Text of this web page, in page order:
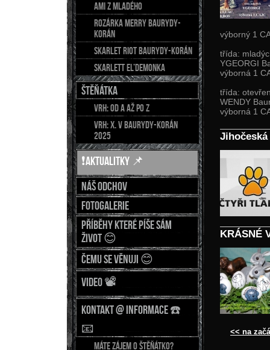
výborný 1
třída:
YGEORGI
výborná 1
třída:
WENDY
výborná 1
KRÁSNÉ
<< na
AMI z Mladého
Rozárka Merry Baurydy-
Korán
Skarlet Riot Baurydy-Korán
Skarlett El’demonka
ŠTĚŇÁTKA
Vrh: od A až po Z
Vrh: X. v Baurydy-Korán
2025
❗AKTUALITKY 📌
Náš odchov
Fotogalerie
Příběhy které píše sám
život 😊
Čemu se věnuji 😊
Video 📽
Kontakt @ Informace ☎️
📧
Máte zájem o štěňátko?